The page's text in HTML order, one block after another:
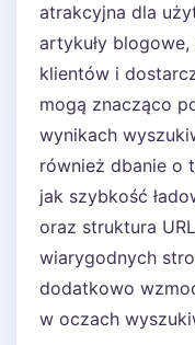
atrakcyjna dla
artykuły
klientów i
mogą znacząco
wynikach
również dbanie o
jak szybkość
oraz struktura
wiarygodnych
dodatkowo
w oczach